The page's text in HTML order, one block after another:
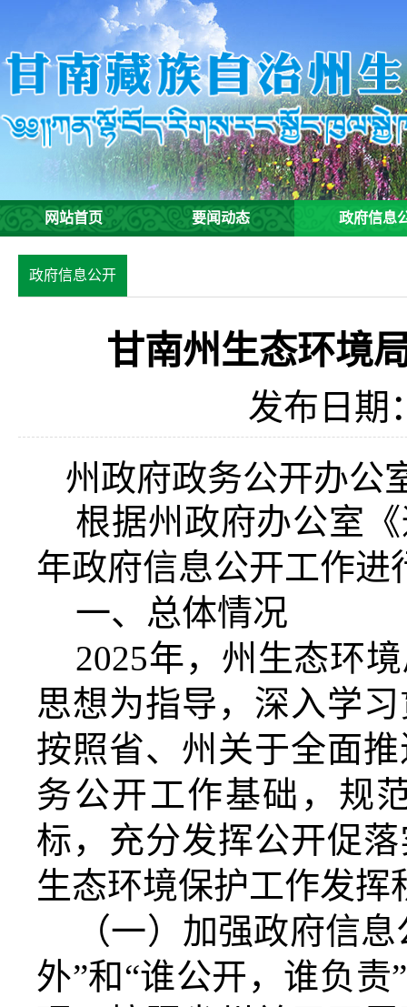
网站首页 要闻动态 政府信息
政府信息公开
甘南州生态环境
发布日期
州政府政务公开办公
根据州政府办公室
年政府信息公开工作进
一、总体情况
2025年，州生态环
思想为指导，深入学
按照省、州关于全面
务公开工作基础，规
标，充分发挥公开促
生态环境保护工作发挥
（一）加强政府信
外”和“谁公开，谁负责”